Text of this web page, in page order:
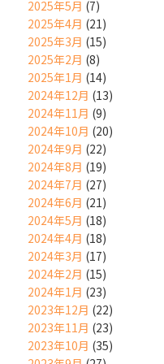
2025年5月 (7)
2025年4月 (21)
2025年3月 (15)
2025年2月 (8)
2025年1月 (14)
2024年12月 (13)
2024年11月 (9)
2024年10月 (20)
2024年9月 (22)
2024年8月 (19)
2024年7月 (27)
2024年6月 (21)
2024年5月 (18)
2024年4月 (18)
2024年3月 (17)
2024年2月 (15)
2024年1月 (23)
2023年12月 (22)
2023年11月 (23)
2023年10月 (35)